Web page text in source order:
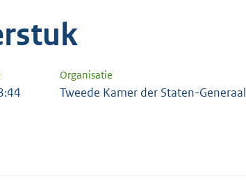
Organisatie
Tweede Kamer der Staten-Generaal